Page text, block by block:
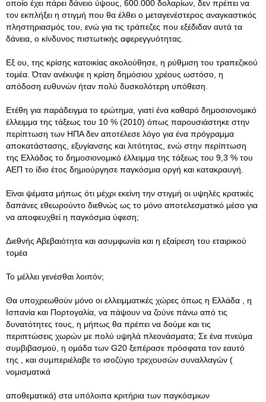
οποίο έχει πάρει δάνειο ύψους, 600.000 δολαρίων, δεν πρέπει να
τον εκπλήξει η στιγμή που θα έλθει ο μεταγενέστερος αναγκαστικός
πληστηριασμός του, ενώ για τις τράπεζες που εξέδιδαν αυτά τα
δάνεια, ο κίνδυνος πιστωτικής αφερεγγυότητας.
Εξ ου, της κρίσης κατοικίας ακολούθησε, η ρύθμιση του τραπεζικού
τομέα. Όταν ανέκυψε η κρίση δημόσιου χρέους ωστόσο, η
απόδοση ευθυνών ήταν πολύ δυσκολότερη υπόθεση.
Ετέθη για παράδειγμα το ερώτημα, γιατί ένα καθαρό δημοσιονομικό
έλλειμμα της τάξεως του 10 % (2010) όπως παρουσιάστηκε στην
περίπτωση των ΗΠΑ δεν αποτέλεσε λόγο για ένα πρόγραμμα
αποκατάστασης, εξυγίανσης και λιτότητας, ενώ στην περίπτωση
της Ελλάδας το δημοσιονομικό έλλειμμα της τάξεως του 9,3 % του
ΑΕΠ το ίδιο έτος δημιούργησε παγκόσμια οργή και κατακραυγή.
Είναι ψέματα μήπως ότι μέχρι εκείνη την στιγμή οι υψηλές κρατικές
δαπάνες εθεωρούντο διεθνώς ως το μόνο αποτελεσματικό μέσο για
να αποφευχθεί η παγκόσμια ύφεση;
Διεθνής Αβεβαιότητα και ασυμφωνία και η εξαίρεση του εταιρικού
τομέα
Το μέλλει γενέσθαι λοιπόν;
Θα υποχρεωθούν μόνο οι ελλειμματικές χώρες όπως η Ελλάδα , η
Ισπανία και Πορτογαλία, να πάψουν να ζούνε πάνω από τις
δυνατότητες τους, η μήπως θα πρέπει να δούμε και τις
περιπτώσεις χωρών με πολύ υψηλά πλεονάσματα; Σε ένα πνεύμα
συμβιβασμού, η ομάδα των G20 ξεπέρασε πρόσφατα τον εαυτό
της , και συμπεριέλαβε το ισοζύγιο τρεχουσών συναλλαγών (
νομισματικά
αποθεματικά) στα υπόλοιπα κριτήρια των παγκόσμιων